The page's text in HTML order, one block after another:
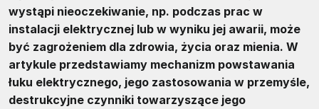
wystąpi nieoczekiwanie, np. podczas prac w
instalacji elektrycznej lub w wyniku jej awarii, może
być zagrożeniem dla zdrowia, życia oraz mienia. W
artykule przedstawiamy mechanizm powstawania
łuku elektrycznego, jego zastosowania w przemyśle,
destrukcyjne czynniki towarzyszące jego